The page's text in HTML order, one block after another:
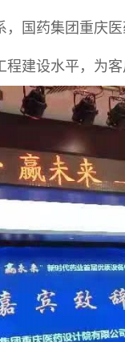
国药集团重庆
建设水平，为客